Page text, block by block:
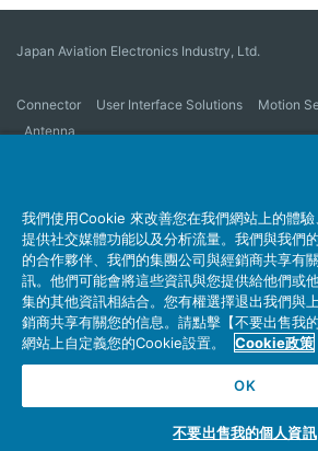
Japan Aviation Electronics Industry, Ltd.
Connector User Interface Solutions
Motion
Antenna
隱私權政策 JAE Cookie Policy
網站使用
Policy for Official Social Media Accounts
我們使用Cookie 來改善您在我們網站上的體驗
提供社交媒體功能以及分析流量。我們與我們
的合作夥伴、我們的集團公司與經銷商共享有
訊。他們可能會將這些資訊與您提供給他們或
集的其他資訊相結合。您有權選擇退出我們與
銷商共享有關您的信息。請點擊【不要出售我
網站上自定義您的Cookie設置。
Cookie政策
OK
不要出售我的個人資訊